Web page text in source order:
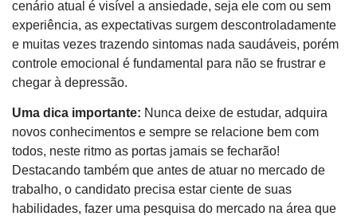
cenário atual é visível a ansiedade, seja ele com ou sem
experiência, as expectativas surgem descontroladamente
e muitas vezes trazendo sintomas nada saudáveis, porém
controle emocional é fundamental para não se frustrar e
chegar à depressão.
Uma dica importante: Nunca deixe de estudar, adquira
novos conhecimentos e sempre se relacione bem com
todos, neste ritmo as portas jamais se fecharão!
Destacando também que antes de atuar no mercado de
trabalho, o candidato precisa estar ciente de suas
habilidades, fazer uma pesquisa do mercado na área que